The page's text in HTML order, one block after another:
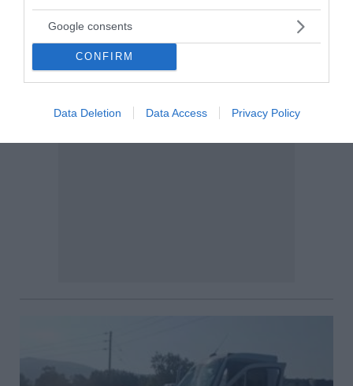
Google consents
CONFIRM
Data Deletion Data Access Privacy Policy